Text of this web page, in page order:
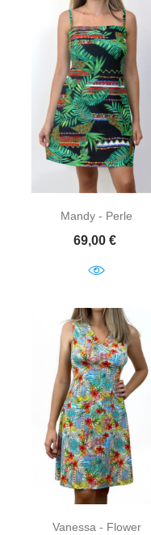
Mandy - Perle
Prix
69,00 €
Vanessa - Flower